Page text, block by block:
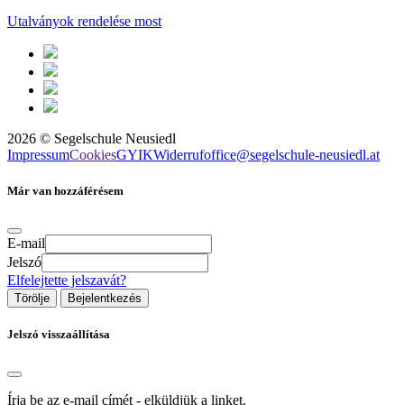
Utalványok rendelése most
2026 © Segelschule Neusiedl
ImpressumCookiesGYIKWiderrufoffice@segelschule-neusiedl.at
Már van hozzáférésem
E-mail
Jelszó
Elfelejtette jelszavát?
Törölje Bejelentkezés
Jelszó visszaállítása
Írja be az e-mail címét - elküldjük a linket.